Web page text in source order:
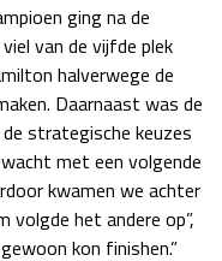
ging na de
van de vijfde plek
halverwege de
Daarnaast was de
strategische keuzes
met een volgende
kwamen we achter
volgde het andere op”,
kon finishen.”